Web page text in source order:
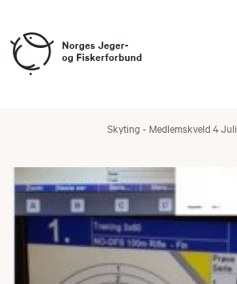
Skyting - Medlemskveld 4 Juli